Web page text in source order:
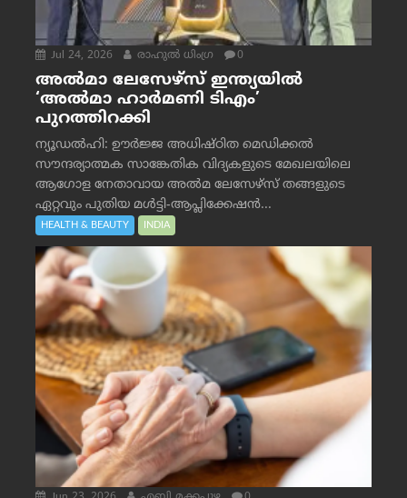
Jul 24, 2026 രാഹുല്‍ ധിംഗ്ര 0
അൽമാ ലേസേഴ്സ് ഇന്ത്യയിൽ
‘അൽമാ ഹാർമണി ടിഎം’
പുറത്തിറക്കി
ന്യൂഡൽഹി: ഊർജ്ജ അധിഷ്ഠിത മെഡിക്കൽ
സൗന്ദര്യാത്മക സാങ്കേതിക വിദ്യകളുടെ മേഖലയിലെ
ആഗോള നേതാവായ അൽമ ലേസേഴ്സ് തങ്ങളുടെ
ഏറ്റവും പുതിയ മൾട്ടി-ആപ്ലിക്കേഷൻ...
HEALTH & BEAUTY INDIA